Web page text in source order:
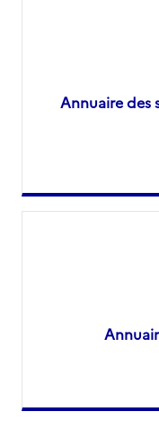
Annuaire des